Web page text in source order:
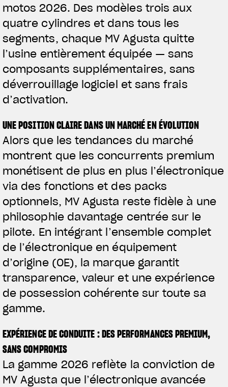
motos 2026. Des modèles trois aux
quatre cylindres et dans tous les
segments, chaque MV Agusta quitte
l’usine entièrement équipée — sans
composants supplémentaires, sans
déverrouillage logiciel et sans frais
d’activation.
UNE POSITION CLAIRE DANS UN MARCHÉ EN ÉVOLUTION
Alors que les tendances du marché
montrent que les concurrents premium
monétisent de plus en plus l’électronique
via des fonctions et des packs
optionnels, MV Agusta reste fidèle à une
philosophie davantage centrée sur le
pilote. En intégrant l’ensemble complet
de l’électronique en équipement
d’origine (OE), la marque garantit
transparence, valeur et une expérience
de possession cohérente sur toute sa
gamme.
EXPÉRIENCE DE CONDUITE : DES PERFORMANCES PREMIUM,
SANS COMPROMIS
La gamme 2026 reflète la conviction de
MV Agusta que l’électronique avancée